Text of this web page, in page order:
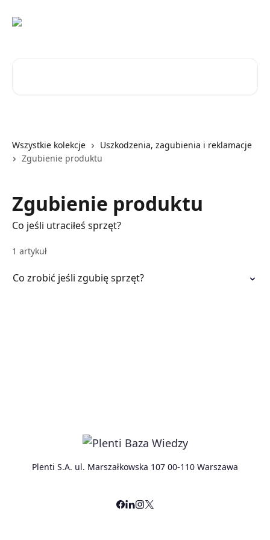
Wszystkie kolekcje
Uszkodzenia, zagubienia i reklamacje
Zgubienie produktu
Zgubienie produktu
Co jeśli utraciłeś sprzęt?
1 artykuł
Co zrobić jeśli zgubię sprzęt?
Plenti S.A. ul. Marszałkowska 107 00-110 Warszawa